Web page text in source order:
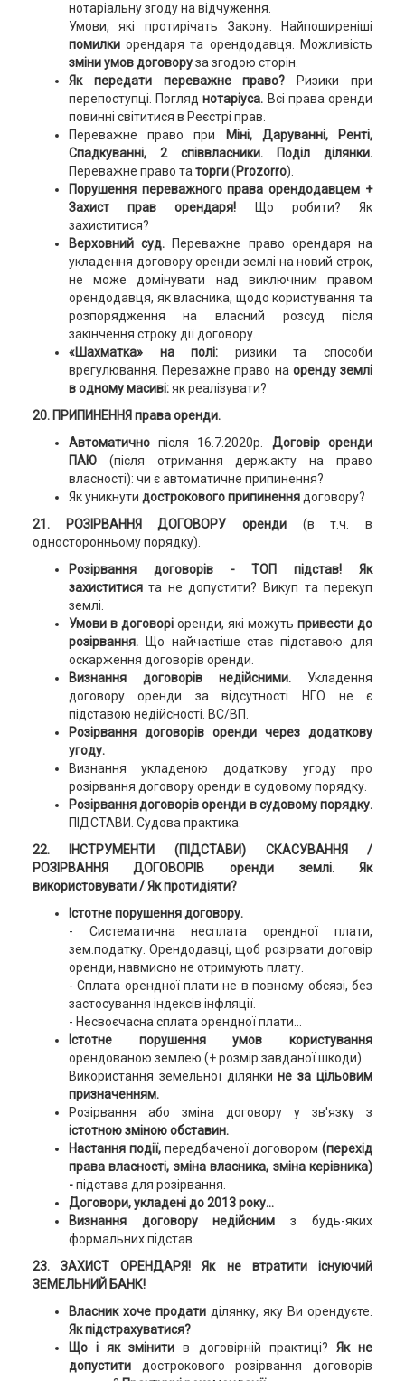
нотаріальну згоду на відчуження.
Умови, які протирічать Закону. Найпоширеніші
помилкиорендаря та орендодавця. Можливість
зміни умов договоруза згодою сторін.
Як передати переважне право? Ризики при
перепоступці. Погляднотаріуса. Всі права оренди
повинні світитися в Реєстрі прав.
Переважне право при
Міні, Даруванні, Ренті,
Спадкуванні, 2 співвласники. Поділ ділянки.
Переважне право таторги(Prozorro).
Порушення переважного права орендодавцем +
Захист прав орендаря! Що робити? Як
захиститися?
Верховний суд.
Переважне право орендаря на
укладення договору оренди землі на новий строк,
не може домінувати над виключним правом
орендодавця, як власника, щодо користування та
розпорядження на власний розсуд після
закінчення строку дії договору.
«Шахматка» на полі: ризики та способи
врегулювання. Переважне право на оренду землі
в одному масиві:як реалізувати?
20. ПРИПИНЕННЯ права оренди.
Автоматичнопісля 16.7.2020р. Договір оренди
ПАЮ (після отримання держ.акту на право
власності): чи є автоматичне припинення?
Як уникнути дострокового припиненнядоговору?
21. РОЗІРВАННЯ ДОГОВОРУ оренди (в т.ч. в
односторонньому порядку).
Розірвання договорів - ТОП підстав!
Як
захиститисята не допустити? Викуп та перекуп
землі.
Умови в договорі оренди, які можуть привести до
розірвання.
Що найчастіше стає підставою для
оскарження договорів оренди.
Визнання договорів недійсними. Укладення
договору оренди за відсутності НГО не є
підставою недійсності. ВС/ВП.
Розірвання договорів оренди через додаткову
угоду.
Визнання укладеною додаткову угоду про
розірвання договору оренди в судовому порядку.
Розірвання договорів оренди в судовому порядку.
ПІДСТАВИ. Судова практика.
22. ІНСТРУМЕНТИ (ПІДСТАВИ) СКАСУВАННЯ /
РОЗІРВАННЯ ДОГОВОРІВ оренди землі.
Як
використовувати / Як протидіяти?
Істотне порушення договору.
- Систематична несплата орендної плати,
зем.податку. Орендодавці, щоб розірвати договір
оренди, навмисно не отримують плату.
- Сплата орендної плати не в повному обсязі, без
застосування індексів інфляції.
- Несвоєчасна сплата орендної плати...
Істотне порушення умов користування
орендованою землею (+ розмір завданої шкоди).
Використання земельної ділянкине за цільовим
призначенням.
Розірвання або зміна договору у зв'язку з
істотною зміною обставин.
Настання події,передбаченої договором (перехід
права власності, зміна власника, зміна керівника)
-підстава для розірвання.
Договори, укладені до 2013 року...
Визнання договору недійснимз будь-яких
формальних підстав.
23. ЗАХИСТ ОРЕНДАРЯ!Як не втратити існуючий
ЗЕМЕЛЬНИЙ БАНК!
Власник хоче продатиділянку, яку Ви орендуєте.
Як підстрахуватися?
Що і як змінити в договірній практиці? Як не
допуститидострокового розірвання договорів